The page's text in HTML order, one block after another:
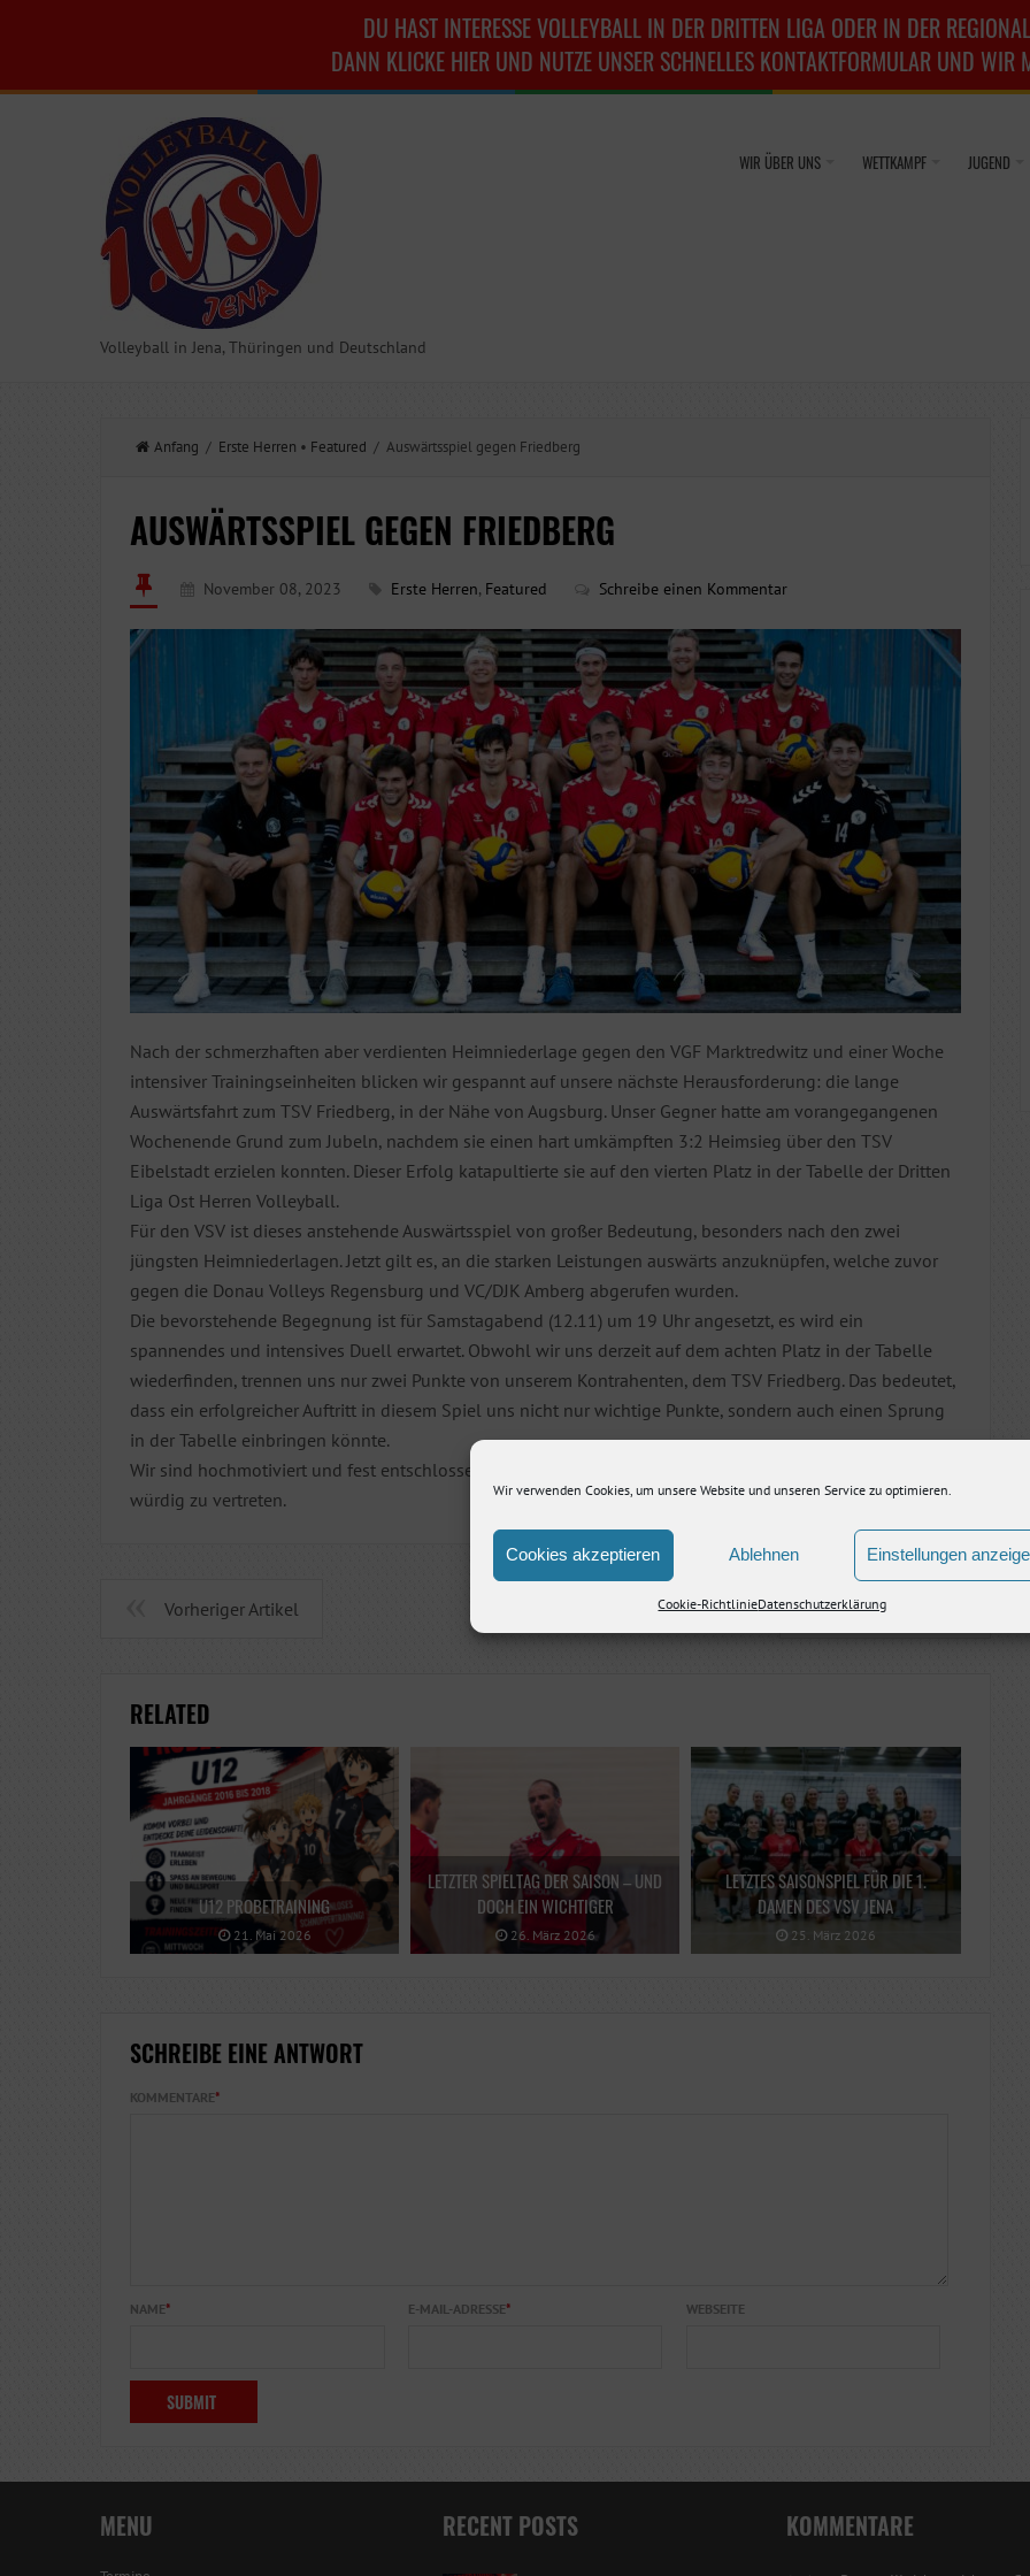
Wir verwenden Cookies, um unsere Website und unseren Service zu optimieren.
Cookies akzeptieren Ablehnen Einstellungen
Cookie-RichtlinieDatenschutzerklärung
DU HAST INTERESSE VOLLEYBALL IN DER DRITTEN LIGA ODER IN DER
DANN KLICKE HIER UND NUTZE UNSER SCHNELLES KONTAKTFORMULAR UND WIR
Volleyball in Jena, Thüringen und Deutschland
WIR ÜBER UNS WETTKAMPF JUGEND
Anfang / Erste Herren • Featured / Auswärtsspiel gegen Friedberg
AUSWÄRTSSPIEL GEGEN FRIEDBERG
November 08, 2023 Erste Herren, Featured Schreibe einen Kommentar
Nach der schmerzhaften aber verdienten Heimniederlage gegen den VGF Marktredwitz und einer Woche
intensiver Trainingseinheiten blicken wir gespannt auf unsere nächste Herausforderung: die lange
Auswärtsfahrt zum TSV Friedberg, in der Nähe von Augsburg. Unser Gegner hatte am vorangegangenen
Wochenende Grund zum Jubeln, nachdem sie einen hart umkämpften 3:2 Heimsieg über den TSV
Eibelstadt erzielen konnten. Dieser Erfolg katapultierte sie auf den vierten Platz in der Tabelle der Dritten
Liga Ost Herren Volleyball.
Für den VSV ist dieses anstehende Auswärtsspiel von großer Bedeutung, besonders nach den zwei
jüngsten Heimniederlagen. Jetzt gilt es, an die starken Leistungen auswärts anzuknüpfen, welche zuvor
gegen die Donau Volleys Regensburg und VC/DJK Amberg abgerufen wurden.
Die bevorstehende Begegnung ist für Samstagabend (12.11) um 19 Uhr angesetzt, es wird ein
spannendes und intensives Duell erwartet. Obwohl wir uns derzeit auf dem achten Platz in der Tabelle
wiederfinden, trennen uns nur zwei Punkte von unserem Kontrahenten, dem TSV Friedberg. Das bedeutet,
dass ein erfolgreicher Auftritt in diesem Spiel uns nicht nur wichtige Punkte, sondern auch einen Sprung
in der Tabelle einbringen könnte.
Wir sind hochmotiviert und fest entschlossen, unser Bestes zu geben und den VSV Jena in Friedberg
würdig zu vertreten.
Vorheriger Artikel Nächster Artikel
RELATED
U12 PROBETRAINING
21. Mai 2026
LETZTER SPIELTAG DER SAISON – UND
DOCH EIN WICHTIGER
26. März 2026
LETZTES SAISONSPIEL FÜR DIE 1.
DAMEN DES VSV JENA
25. März 2026
SCHREIBE EINE ANTWORT
KOMMENTARE*
NAME* E-MAIL-ADRESSE* WEBSEITE
MENU RECENT POSTS KOMMENTARE